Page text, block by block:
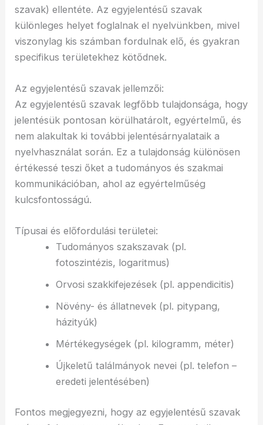
szavak) ellentéte. Az egyjelentésű szavak
különleges helyet foglalnak el nyelvünkben, mivel
viszonylag kis számban fordulnak elő, és gyakran
specifikus területekhez kötődnek.
Az egyjelentésű szavak jellemzői:
Az egyjelentésű szavak legfőbb tulajdonsága, hogy
jelentésük pontosan körülhatárolt, egyértelmű, és
nem alakultak ki további jelentésárnyalataik a
nyelvhasználat során. Ez a tulajdonság különösen
értékessé teszi őket a tudományos és szakmai
kommunikációban, ahol az egyértelműség
kulcsfontosságú.
Típusai és előfordulási területei:
Tudományos szakszavak (pl.
fotoszintézis, logaritmus)
Orvosi szakkifejezések (pl. appendicitis)
Növény- és állatnevek (pl. pitypang,
házityúk)
Mértékegységek (pl. kilogramm, méter)
Újkeletű találmányok nevei (pl. telefon –
eredeti jelentésében)
Fontos megjegyezni, hogy az egyjelentésű szavak